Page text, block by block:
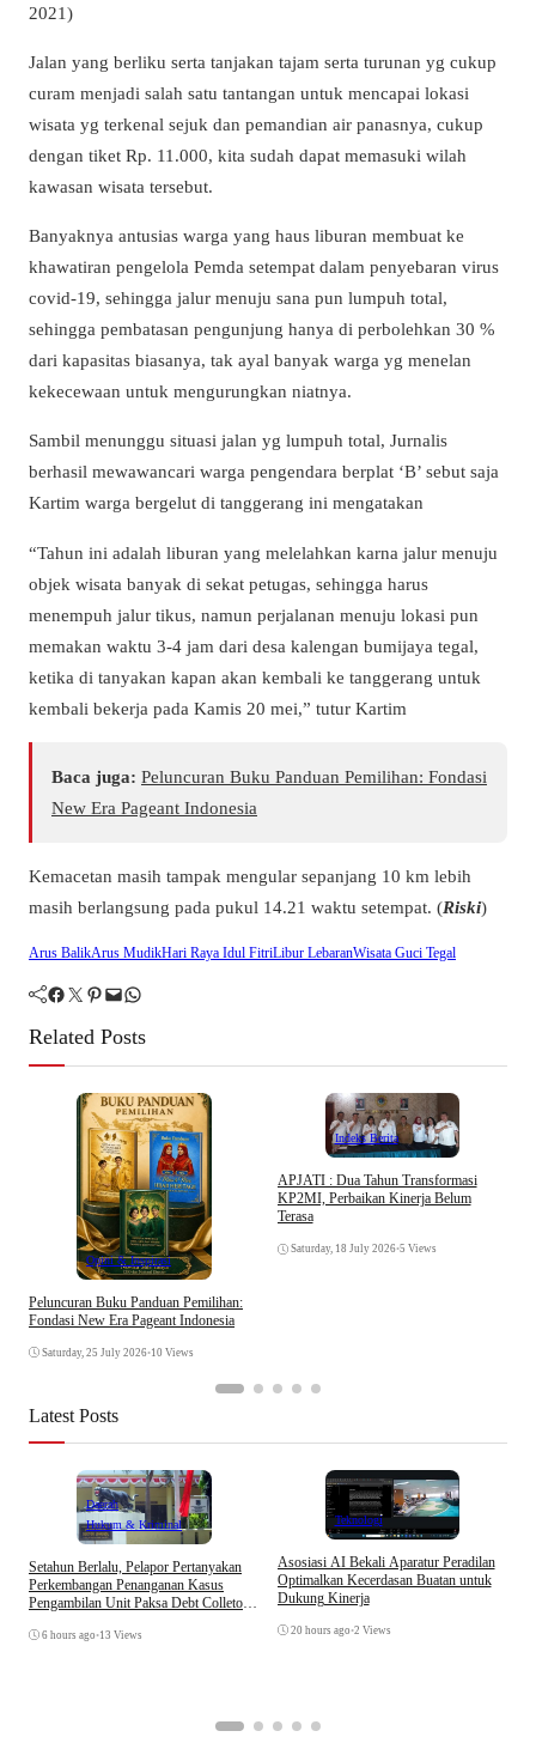
2021)
Jalan yang berliku serta tanjakan tajam serta turunan yg cukup
curam menjadi salah satu tantangan untuk mencapai lokasi
wisata yg terkenal sejuk dan pemandian air panasnya, cukup
dengan tiket Rp. 11.000, kita sudah dapat memasuki wilah
kawasan wisata tersebut.
Banyaknya antusias warga yang haus liburan membuat ke
khawatiran pengelola Pemda setempat dalam penyebaran virus
covid-19, sehingga jalur menuju sana pun lumpuh total,
sehingga pembatasan pengunjung hanya di perbolehkan 30 %
dari kapasitas biasanya, tak ayal banyak warga yg menelan
kekecewaan untuk mengurungkan niatnya.
Sambil menunggu situasi jalan yg lumpuh total, Jurnalis
berhasil mewawancari warga pengendara berplat ‘B’ sebut saja
Kartim warga bergelut di tanggerang ini mengatakan
“Tahun ini adalah liburan yang melelahkan karna jalur menuju
objek wisata banyak di sekat petugas, sehingga harus
menempuh jalur tikus, namun perjalanan menuju lokasi pun
memakan waktu 3-4 jam dari desa kalengan bumijaya tegal,
ketika di tanyakan kapan akan kembali ke tanggerang untuk
kembali bekerja pada Kamis 20 mei,” tutur Kartim
Baca juga: Peluncuran Buku Panduan Pemilihan: Fondasi
New Era Pageant Indonesia
Kemacetan masih tampak mengular sepanjang 10 km lebih
masih berlangsung pada pukul 14.21 waktu setempat. (Riski)
Arus BalikArus MudikHari Raya Idul FitriLibur LebaranWisata Guci Tegal
Facebook Twitter Pinterest Mail WhatsApp
Related Posts
Opini & Inspirasi
Peluncuran Buku Panduan Pemilihan:
Fondasi New Era Pageant Indonesia
Saturday, 25 July 2026•10 Views
Indeks Berita
APJATI : Dua Tahun Transformasi
KP2MI, Perbaikan Kinerja Belum
Terasa
Saturday, 18 July 2026•5 Views
Latest Posts
Daerah
Hukum & Kriminal
Setahun Berlalu, Pelapor Pertanyakan
Perkembangan Penanganan Kasus
Pengambilan Unit Paksa Debt Colletor
6 hours ago •13 Views
Teknologi
Asosiasi AI Bekali Aparatur Peradilan
Optimalkan Kecerdasan Buatan untuk
Dukung Kinerja
20 hours ago •2 Views